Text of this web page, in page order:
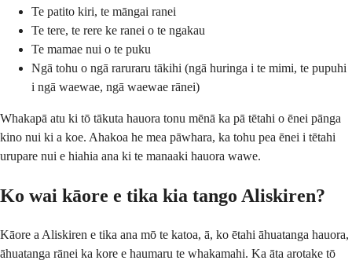
Te patito kiri, te māngai ranei
Te tere, te rere ke ranei o te ngakau
Te mamae nui o te puku
Ngā tohu o ngā raruraru tākihi (ngā huringa i te mimi, te pupuhi
i ngā waewae, ngā waewae rānei)
Whakapā atu ki tō tākuta hauora tonu mēnā ka pā tētahi o ēnei pānga
kino nui ki a koe. Ahakoa he mea pāwhara, ka tohu pea ēnei i tētahi
urupare nui e hiahia ana ki te manaaki hauora wawe.
Ko wai kāore e tika kia tango Aliskiren?
Kāore a Aliskiren e tika ana mō te katoa, ā, ko ētahi āhuatanga hauora,
āhuatanga rānei ka kore e haumaru te whakamahi. Ka āta arotake tō